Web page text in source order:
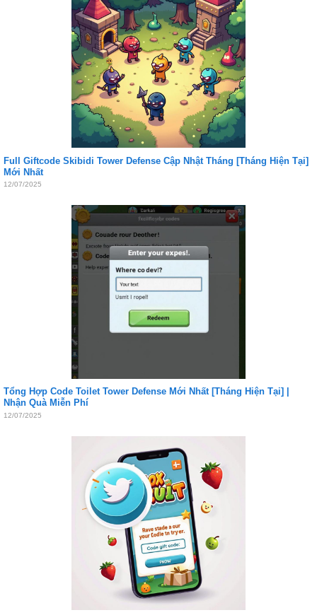
Full Giftcode Skibidi Tower Defense Cập Nhật Tháng [Tháng Hiện Tại]
Mới Nhất
12/07/2025
Tổng Hợp Code Toilet Tower Defense Mới Nhất [Tháng Hiện Tại] |
Nhận Quà Miễn Phí
12/07/2025